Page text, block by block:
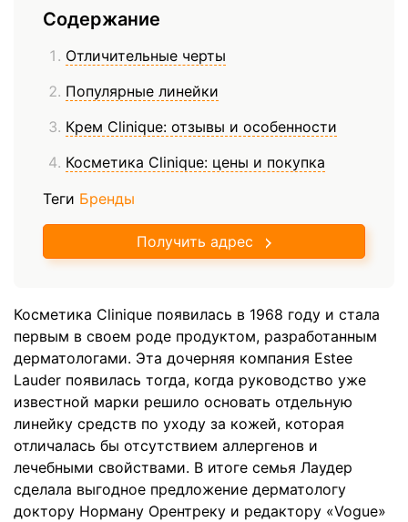
Содержание
Отличительные черты
Популярные линейки
Крем Clinique: отзывы и особенности
Косметика Clinique: цены и покупка
Теги Бренды
Получить адрес
Косметика Clinique появилась в 1968 году и стала
первым в своем роде продуктом, разработанным
дерматологами. Эта дочерняя компания Estee
Lauder появилась тогда, когда руководство уже
известной марки решило основать отдельную
линейку средств по уходу за кожей, которая
отличалась бы отсутствием аллергенов и
лечебными свойствами. В итоге семья Лаудер
сделала выгодное предложение дерматологу
доктору Норману Орентреку и редактору «Vogue»